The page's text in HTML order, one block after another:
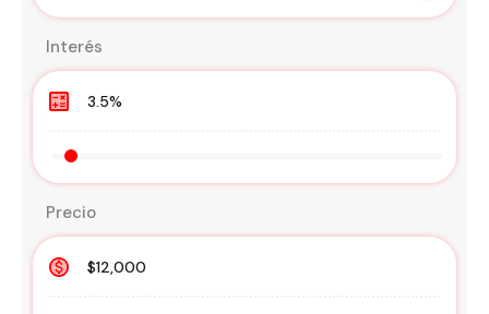
Interés
Precio